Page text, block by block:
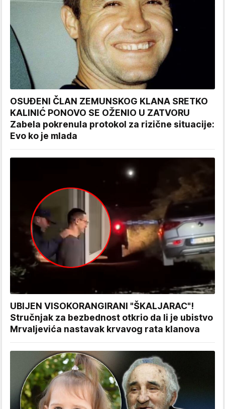
OSUĐENI ČLAN ZEMUNSKOG KLANA SRETKO
KALINIĆ PONOVO SE OŽENIO U ZATVORU
Zabela pokrenula protokol za rizične situacije:
Evo ko je mlada
UBIJEN VISOKORANGIRANI "ŠKALJARAC"!
Stručnjak za bezbednost otkrio da li je ubistvo
Mrvaljevića nastavak krvavog rata klanova